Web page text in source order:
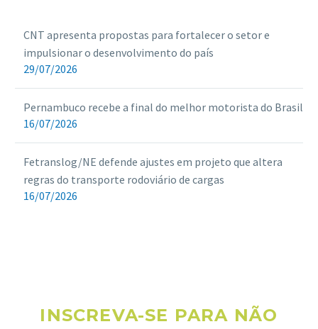
CNT apresenta propostas para fortalecer o setor e
impulsionar o desenvolvimento do país
29/07/2026
Pernambuco recebe a final do melhor motorista do Brasil
16/07/2026
Fetranslog/NE defende ajustes em projeto que altera
regras do transporte rodoviário de cargas
16/07/2026
INSCREVA-SE PARA NÃO